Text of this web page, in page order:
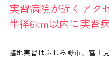
実習病院が近くアク
半径6km以内に実習
臨地実習はふじみ野市、富士